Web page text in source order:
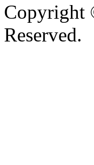
Copyright
Reserved.